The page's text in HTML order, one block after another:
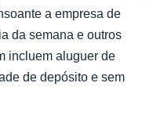
a empresa de
da semana e outros
incluem aluguer de
de depósito e sem